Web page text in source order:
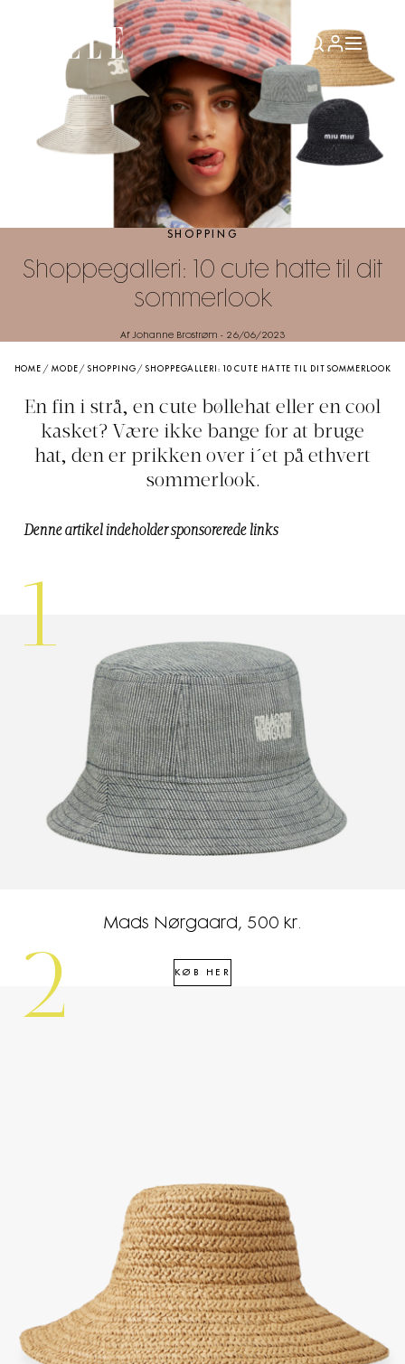
SHOPPING
Shoppegalleri: 10 cute hatte til dit
sommerlook
Af Johanne Brostrøm - 26/06/2023
HOME / MODE /SHOPPING /SHOPPEGALLERI: 10 CUTE HATTE TIL DIT SOMMERLOOK
En fin i strå, en cute bøllehat eller en cool
kasket? Være ikke bange for at bruge
hat, den er prikken over i´et på ethvert
sommerlook.
Denne artikel indeholder sponsorerede links
1
Mads Nørgaard, 500 kr.
KØB HER
2